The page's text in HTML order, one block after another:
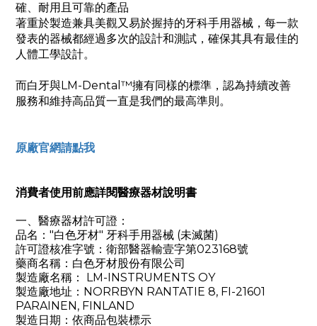
確、耐用且可靠的產品
著重於製造兼具美觀又易於握持的牙科手用器械，每一款
發表的器械都經過多次的設計和測試，確保其具有最佳的
人體工學設計。
而白牙與LM-Dental™擁有同樣的標準，認為持續改善
服務和維持高品質一直是我們的最高準則。
原廠官網請點我
消費者使用前應詳閱醫療器材說明書
一、醫療器材許可證：
品名："白色牙材" 牙科手用器械 (未滅菌)
許可證核准字號：衛部醫器輸壹字第023168號
藥商名稱：白色牙材股份有限公司
製造廠名稱： LM-INSTRUMENTS OY
製造廠地址：NORRBYN RANTATIE 8, FI-21601
PARAINEN, FINLAND
製造日期：依商品包裝標示